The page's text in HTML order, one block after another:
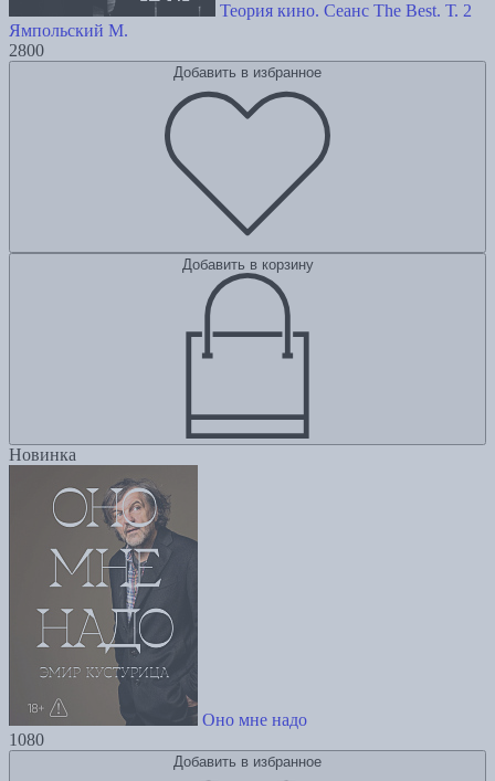
Теория кино. Сеанс The Best. Т. 2
Ямпольский М.
2800
Добавить в избранное
Добавить в корзину
Новинка
Оно мне надо
1080
Добавить в избранное